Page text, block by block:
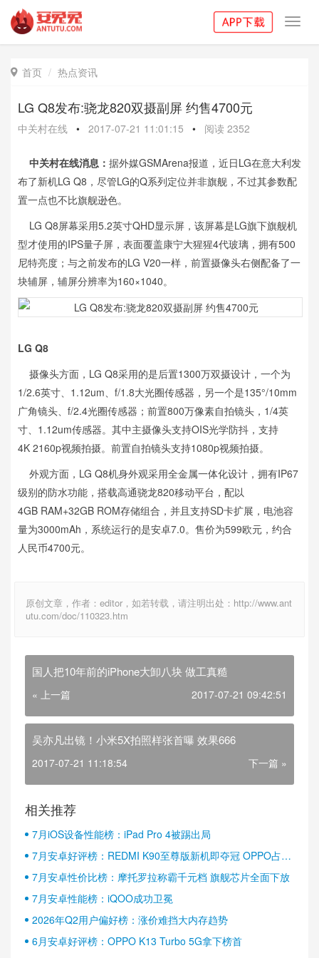
 首页 热点资讯
LG Q8发布:骁龙820双摄副屏 约售4700元
中关村在线 • 2017-07-21 11:01:15 • 阅读 2352
中关村在线消息： 据外媒GSMArena报道，近日LG在意大利发
布了新机LG Q8，尽管LG的Q系列定位并非旗舰，不过其参数配
置一点也不比旗舰逊色。
LG Q8屏幕采用5.2英寸QHD显示屏，该屏幕是LG旗下旗舰机
型才使用的IPS量子屏，表面覆盖康宁大猩猩4代玻璃，拥有500
尼特亮度；与之前发布的LG V20一样，前置摄像头右侧配备了一
块辅屏，辅屏分辨率为160×1040。
LG Q8
摄像头方面，LG Q8采用的是后置1300万双摄设计，一个为
1/2.6英寸、1.12um、f/1.8大光圈传感器，另一个是135°/10mm
广角镜头、f/2.4光圈传感器；前置800万像素自拍镜头，1/4英
寸、1.12um传感器。其中主摄像头支持OIS光学防抖，支持
4K 2160p视频拍摄。前置自拍镜头支持1080p视频拍摄。
外观方面，LG Q8机身外观采用全金属一体化设计，拥有IP67
级别的防水功能，搭载高通骁龙820移动平台，配以
4GB RAM+32GB ROM存储组合，并且支持SD卡扩展，电池容
量为3000mAh，系统运行的是安卓7.0。售价为599欧元，约合
人民币4700元。
原创文章，作者：editor，如若转载，请注明出处：http://www.ant
utu.com/doc/110323.htm
国人把10年前的iPhone大卸八块 做工真糙
« 上一篇 2017-07-21 09:42:51
吴亦凡出镜！小米5X拍照样张首曝 效果666
2017-07-21 11:18:54 下一篇 »
相关推荐
7月iOS设备性能榜：iPad Pro 4被踢出局
7月安卓好评榜：REDMI K90至尊版新机即夺冠 OPPO占据
半壁江山
7月安卓性价比榜：摩托罗拉称霸千元档 旗舰芯片全面下放
7月安卓性能榜：iQOO成功卫冕
2026年Q2用户偏好榜：涨价难挡大内存趋势
6月安卓好评榜：OPPO K13 Turbo 5G拿下榜首